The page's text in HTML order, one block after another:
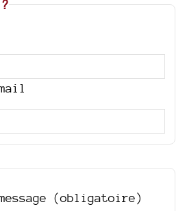
(obligatoire)